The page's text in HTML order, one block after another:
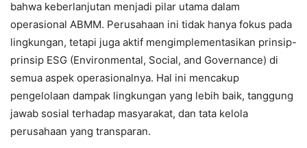
bahwa keberlanjutan menjadi pilar utama dalam
operasional ABMM. Perusahaan ini tidak hanya fokus pada
lingkungan, tetapi juga aktif mengimplementasikan prinsip-
prinsip ESG (Environmental, Social, and Governance) di
semua aspek operasionalnya. Hal ini mencakup
pengelolaan dampak lingkungan yang lebih baik, tanggung
jawab sosial terhadap masyarakat, dan tata kelola
perusahaan yang transparan.